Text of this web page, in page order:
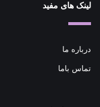
لینک های مفید
درباره ما
تماس باما